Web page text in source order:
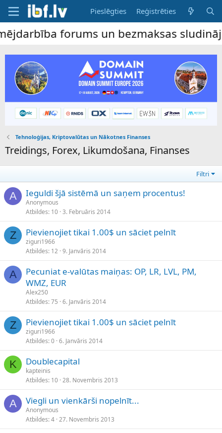
Pieslēgties Reģistrēties
forums un bezmaksas
Tehnoloģijas, Kriptovalūtas un Nākotnes Finanses
Treidings, Forex, Likumdošana, Finanses
Filtri
A Ieguldi šjā sistēmā un saņem procentus!
Anonymous
Atbildes 10 3. Februāris 2014
Z Pievienojiet tikai 1.00$ un sāciet pelnīt
ziguri1966
Atbildes 12 9. Janvāris 2014
A
Pecuniat e-valūtas maiņas: OP, LR, LVL, PM,
WMZ, EUR
Alex250
Atbildes 75 6. Janvāris 2014
Z Pievienojiet tikai 1.00$ un sāciet pelnīt
ziguri1966
Atbildes 0 6. Janvāris 2014
K Doublecapital
kapteinis
Atbildes 10 28. Novembris 2013
A Viegli un vienkārši nopelnīt...
Anonymous
Atbildes 4 27. Novembris 2013